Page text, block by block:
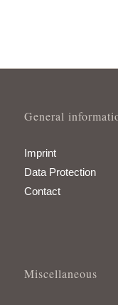
General
Imprint
Data Protection
Contact
Miscellaneous